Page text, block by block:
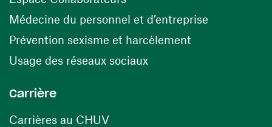
Médecine du personnel et d’entreprise
Prévention sexisme et harcèlement
Usage des réseaux sociaux(opens in a new
Carrière
Carrières au CHUV(opens in a new window)